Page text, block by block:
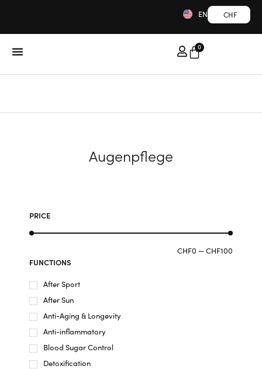
CHF
EN
0
Augenpflege
PRICE
CHF0 —CHF100
FUNCTIONS
After Sport
After Sun
Anti-Aging & Longevity
Anti-inflammatory
Blood Sugar Control
Detoxification